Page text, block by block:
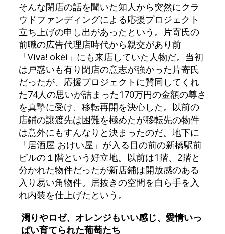
そんな閉店の話を聞いた知人から突然にクラ
ウドファンディングによる応援プロジェクト
立ち上げの申し出があったという。片寄氏の
前職の広告代理店時代から親交があり前
「Viva! okėi」にも来店していた人物だ。当初
は戸惑いも有り閉店の意志が強かった片寄氏
だったが、応援プロジェクトに賛同してくれ
た74人の思いが詰まった170万円の金額の尊さ
を真摯に受け、移転再開を決心した。以前の
店鋪の譲渡先は困難を極めたが移転先の物件
は意外にもすんなりと決まったのだ。地下に
「居酒屋 おけい屋」が入る目の前の新橋駅前
ビルの１階という好立地。以前は1階、2階と
分かれた物件だったが新店鋪は開放感のある
入り易い角物件。居抜きの空間を自ら手を入
れ内装を仕上げたという。
濁りやロゼ、オレンジもいい感じ、愛情いっ
ぱい育てられた葡萄たち